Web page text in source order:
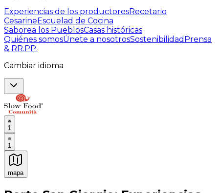
Experiencias de los productoresRecetario
CesarineEscuelad de Cocina
Saborea los PueblosCasas históricas
Quiénes somosÚnete a nosotrosSostenibilidad Prensa
& RR.PP.
Cambiar idioma
1
1
mapa